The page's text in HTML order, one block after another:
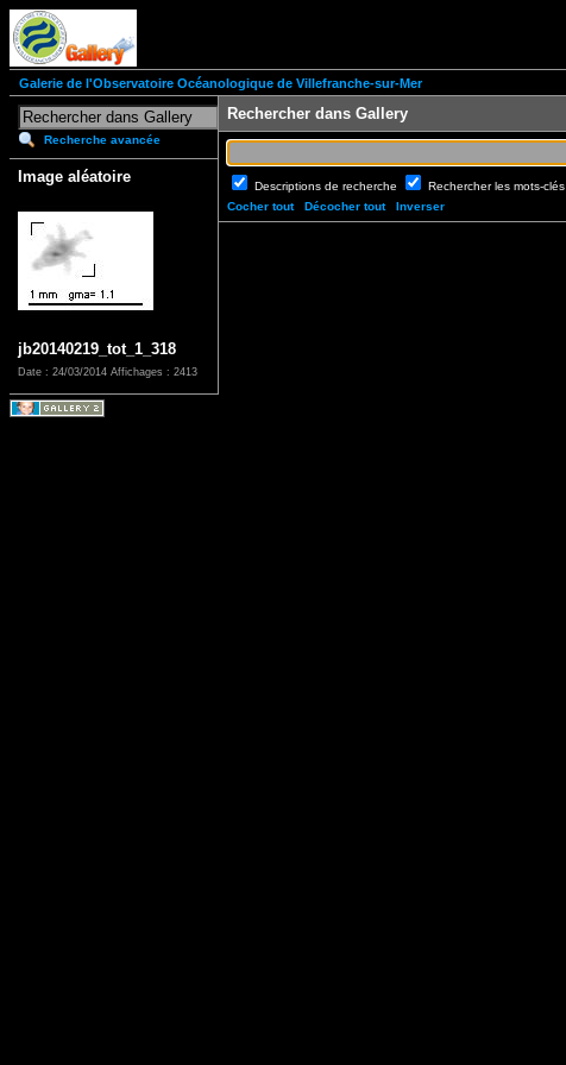
Galerie de l'Observatoire Océanologique de Villefranche-sur-Mer
Recherche avancée
Image aléatoire
jb20140219_tot_1_318
Date : 24/03/2014 Affichages : 2413
Rechercher dans Gallery
Descriptions de recherche Rechercher les mots-clés
Cocher tout
Décocher tout Inverser